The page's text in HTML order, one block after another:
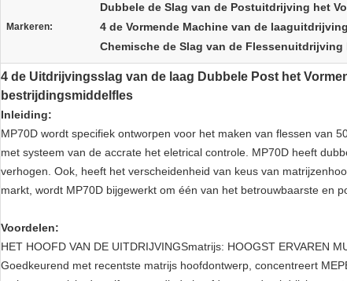
Markeren:
Dubbele de Slag van de Postuitdrijving het
4 de Vormende Machine van de laaguitdrijving
Chemische de Slag van de Flessenuitdrijving
4 de Uitdrijvingsslag van de laag Dubbele Post het
bestrijdingsmiddelfles
Inleiding:
MP70D wordt specifiek ontworpen voor het maken van flessen van
met systeem van de accrate het eletrical controle. MP70D heeft
verhogen. Ook, heeft het verscheidenheid van keus van
markt, wordt MP70D bijgewerkt om één van het betrouwbaarste en
Voordelen:
HET HOOFD VAN DE UITDRIJVINGSmatrijs: HOOGST ERVAREN
Goedkeurend met recentste matrijs hoofdontwerp, concentreert